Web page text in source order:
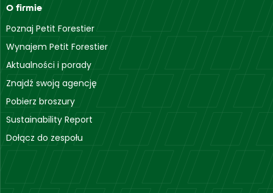
O firmie
Poznaj Petit Forestier
Wynajem Petit Forestier
Aktualności i porady
Znajdź swoją agencję
Pobierz broszury
Sustainability Report
Dołącz do zespołu